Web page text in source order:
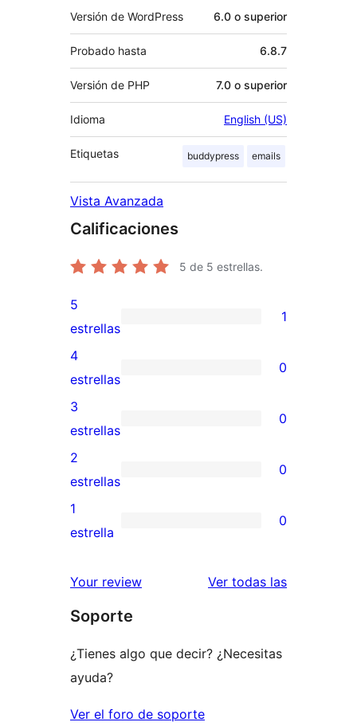
Versión de WordPress 6.0 o superior
Probado hasta 6.8.7
Versión de PHP 7.0 o superior
Idioma English (US)
Etiquetas buddypress emails
Vista Avanzada
Calificaciones
5 de 5 estrellas.
1
valoración
de
5
estrellas
5
estrellas
1
0
valoraciones
de
4
estrellas
4
estrellas
0
0
valoraciones
de
3
estrellas
3
estrellas
0
0
valoraciones
de
estrellas
2
estrellas
0
0
de
estrellas
1
estrella
0
Your review Ver todas lasreseñas
Soporte
¿Tienes algo que decir? ¿Necesitas
ayuda?
Ver el foro de soporte